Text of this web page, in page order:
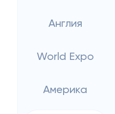
Англия
World Expo
Америка